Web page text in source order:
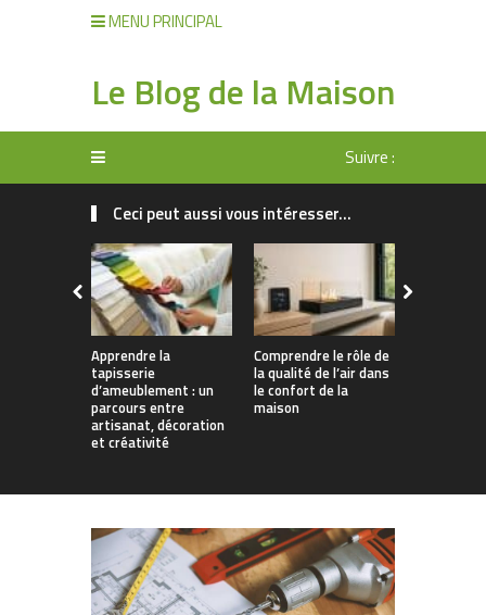
MENU PRINCIPAL
Le Blog de la Maison
Suivre :
Ceci peut aussi vous intéresser...
Apprendre la
tapisserie
d’ameublement : un
parcours entre
artisanat, décoration
et créativité
Comprendre le rôle de
la qualité de l’air dans
le confort de la
maison